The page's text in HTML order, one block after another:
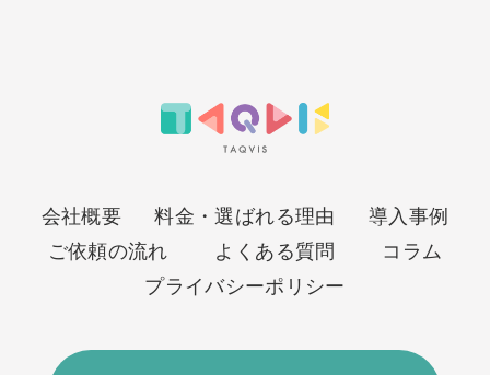
会社概要 料金・選ばれる理由
導入事例
ご依頼の流れ
よくある質問
コラム
プライバシーポリシー